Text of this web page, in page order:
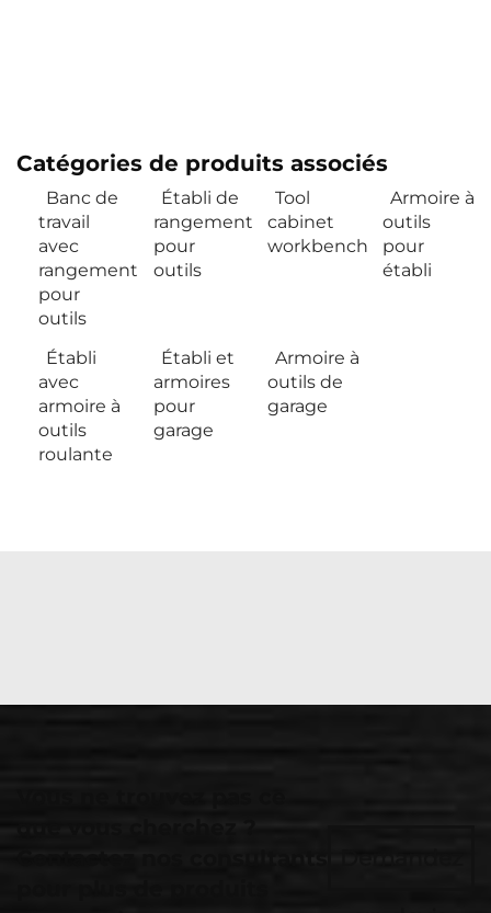
Catégories de produits associés
Banc de
travail
avec
rangement
pour
outils
Établi de
rangement
pour
outils
Tool
cabinet
workbench
Armoire à
outils
pour
établi
Établi
avec
armoire à
outils
roulante
Établi et
armoires
pour
garage
Armoire à
outils de
garage